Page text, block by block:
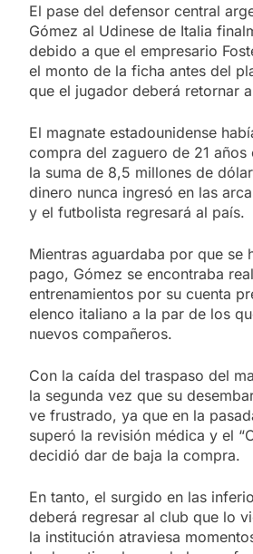
El pase del defensor central
Gómez al Udinese de Italia
debido a que el empresario
el monto de la ficha antes del
que el jugador deberá retornar
El magnate estadounidense
compra del zaguero de 21 años
la suma de 8,5 millones de
dinero nunca ingresó en las
y el futbolista regresará al país.
Mientras aguardaba por que se
pago, Gómez se encontraba
entrenamientos por su cuenta
elenco italiano a la par de los
nuevos compañeros.
Con la caída del traspaso del
la segunda vez que su
ve frustrado, ya que en la
superó la revisión médica y el
decidió dar de baja la compra.
En tanto, el surgido en las
deberá regresar al club que lo
la institución atraviesa